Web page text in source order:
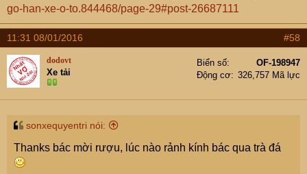
go-han-xe-o-to.844468/page-29#post-26687111
11:31 08/01/2016 #58
dodovt
Xe tải
Biển số
OF-198947
Động cơ
326,757 Mã lực
sonxequyentri nói:
Thanks bác mời rượu, lúc nào rảnh kính bác qua trà đá